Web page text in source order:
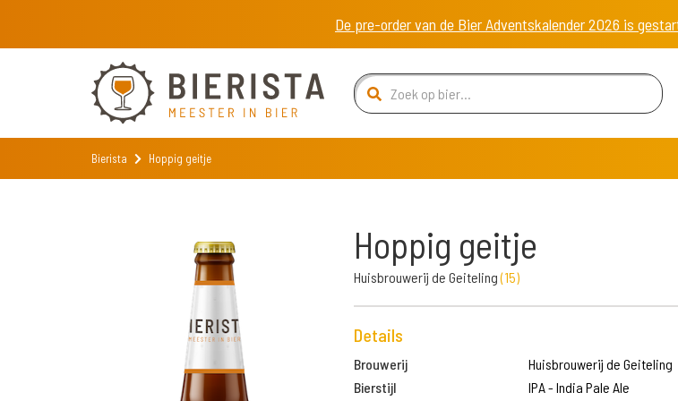
De pre-order van de Bier Adventskalender 2026 is
Bierista Hoppig geitje
Hoppig geitje
Huisbrouwerij de Geiteling(15)
Details
Brouwerij
Huisbrouwerij de Geiteling
Bierstijl
IPA - India Pale Ale